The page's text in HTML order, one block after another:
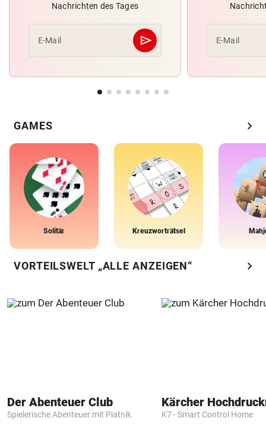
Nachrichten des Tages
E-Mail send
Abschicken E-Mail
GAMES chevron_right
Solitär Kreuzworträtsel
VORTEILSWELT „ALLE ANZEIGEN“ chevron_right
Der Abenteuer Club
Spielerische Abenteuer mit Piatnik
Kärcher
K7 - Smart Control Home